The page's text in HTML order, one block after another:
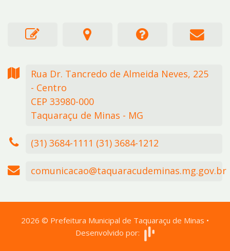
Rua Dr. Tancredo de Almeida Neves, 225
- Centro
CEP 33980-000
Taquaraçu de Minas - MG
(31) 3684-1111 (31) 3684-1212
comunicacao@taquaracudeminas.mg.gov.br
2026 © Prefeitura Municipal de Taquaraçu de Minas •
Desenvolvido por: